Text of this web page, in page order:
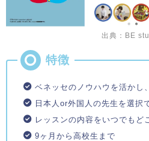
出典：BE
ベネッセのノウハウを活かし
日本人or外国人の先生を選択
レッスンの内容をいつでもど
9ヶ月から高校生まで